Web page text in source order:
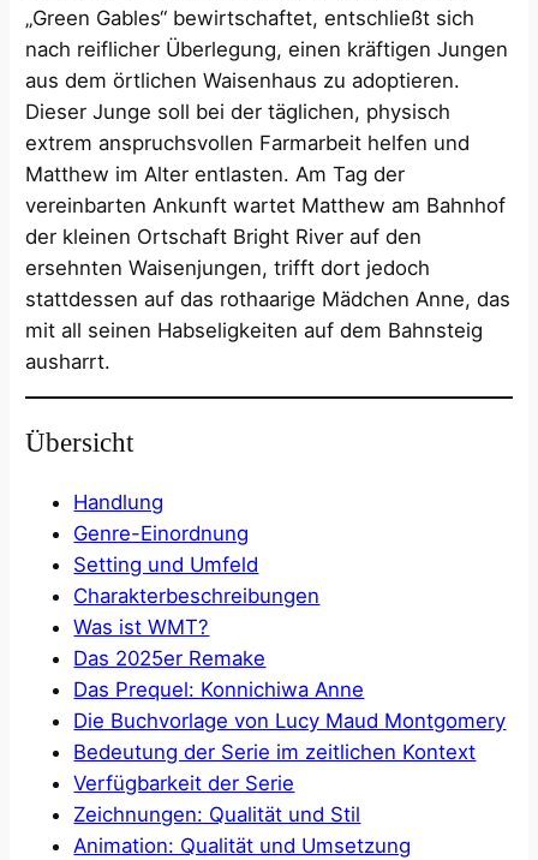
„Green Gables“ bewirtschaftet, entschließt sich
nach reiflicher Überlegung, einen kräftigen Jungen
aus dem örtlichen Waisenhaus zu adoptieren.
Dieser Junge soll bei der täglichen, physisch
extrem anspruchsvollen Farmarbeit helfen und
Matthew im Alter entlasten. Am Tag der
vereinbarten Ankunft wartet Matthew am Bahnhof
der kleinen Ortschaft Bright River auf den
ersehnten Waisenjungen, trifft dort jedoch
stattdessen auf das rothaarige Mädchen Anne, das
mit all seinen Habseligkeiten auf dem Bahnsteig
ausharrt.
Übersicht
Handlung
Genre-Einordnung
Setting und Umfeld
Charakterbeschreibungen
Was ist WMT?
Das 2025er Remake
Das Prequel: Konnichiwa Anne
Die Buchvorlage von Lucy Maud Montgomery
Bedeutung der Serie im zeitlichen Kontext
Verfügbarkeit der Serie
Zeichnungen: Qualität und Stil
Animation: Qualität und Umsetzung